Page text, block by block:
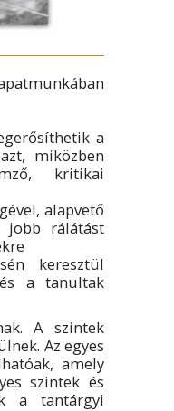
a
miközben
kritikai
alapvető
jobb rálátást
keresztül
a tanultak
A szintek
Az egyes
amely
szintek és
a tantárgyi